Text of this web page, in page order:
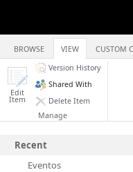
BROWSE VIEW CUSTOM
Edit
Item
Version History
Shared With
Delete Item
Manage
Recent
Eventos